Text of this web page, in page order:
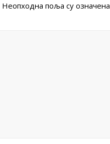
Неопходна поља су означена